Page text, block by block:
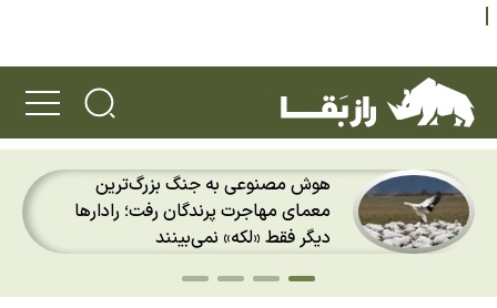
کشیم جقه‌سفید؛ پرنده‌ای با چشم‌هایی
شبیه یاقوت قرمز که انگار از دل یک
نقاشی بیرون آمده است